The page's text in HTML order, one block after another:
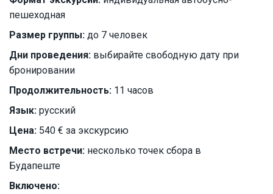
пешеходная
Размер группы: до 7 человек
Дни проведения: выбирайте свободную дату при
бронировании
Продолжительность: 11 часов
Язык: русский
Цена: 540 € за экскурсию
Место встречи: несколько точек сбора в
Будапеште
Включено: